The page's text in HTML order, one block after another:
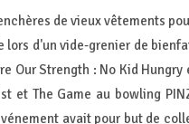
de vieux vêtements
d'un vide-grenier de
Our Strength : No Kid
et The Game au bowling
avait pour but de